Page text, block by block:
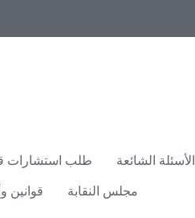
طلب استشارات الأسئلة الشائعة
قوانين مجلس النقابة